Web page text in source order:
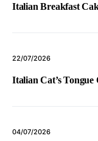
Italian Breakfast
22/07/2026
Italian Cat’s
04/07/2026